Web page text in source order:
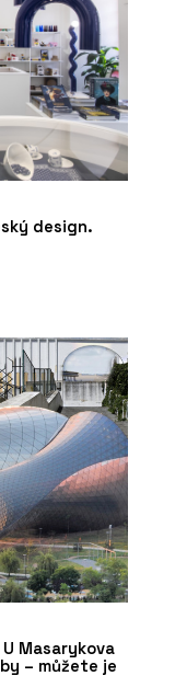
design.
Masarykova
– můžete je